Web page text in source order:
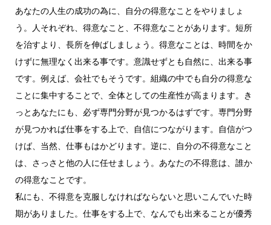
あなたの人生の成功の為に、自分の得意なことをやりましょ
う。人それぞれ、得意なこと、不得意なことがあります。短所
を治すより、長所を伸ばしましょう。得意なことは、時間をか
けずに無理なく出来る事です。意識せずとも自然に、出来る事
です。例えば、会社でもそうです。組織の中でも自分の得意な
ことに集中することで、全体としての生産性が高まります。き
っとあなたにも、必ず専門分野が見つかるはずです。専門分野
が見つかれば仕事をする上で、自信につながります。自信がつ
けば、当然、仕事もはかどります。逆に、自分の不得意なこと
は、さっさと他の人に任せましょう。あなたの不得意は、誰か
の得意なことです。
私にも、不得意を克服しなければならないと思いこんでいた時
期がありました。仕事をする上で、なんでも出来ることが優秀